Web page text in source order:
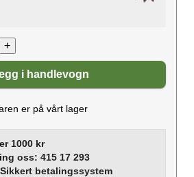
i handlevogn
er på vårt lager
1000 kr
oss: 415 17 293
betalingssystem